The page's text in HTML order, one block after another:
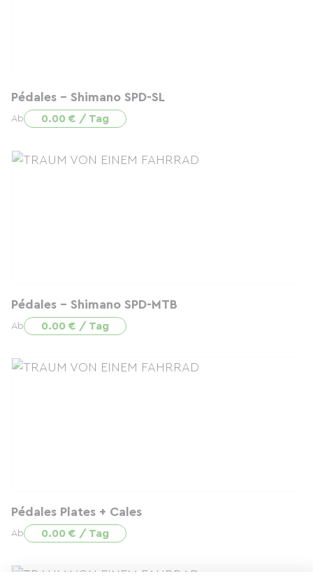
Pédales - Shimano SPD-SL
Ab 0.00 € / Tag
Pédales - Shimano SPD-MTB
Ab 0.00 € / Tag
Pédales Plates + Cales
Ab 0.00 € / Tag